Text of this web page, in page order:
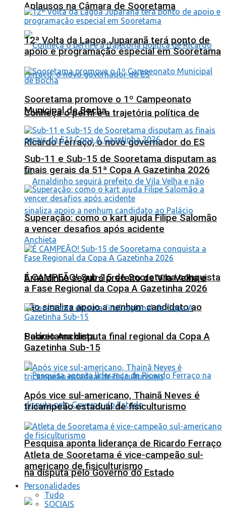
Aplausos na Câmara de Sooretama
Conheça o perfil e a trajetória política de
Ricardo Ferraço, o novo governador do ES
Arnaldinho seguirá prefeito de Vila Velha e
não sinaliza apoio a nenhum candidato ao
Palácio Anchieta
Pesquisa aponta liderança de Ricardo Ferraço
na disputa pelo Governo do Estado
12ª Volta da Lagoa Juparanã terá ponto de
apoio e programação especial em Sooretama
Sooretama promove o 1º Campeonato
Municipal de Bocha
Sub-11 e Sub-15 de Sooretama disputam as
finais gerais da 51ª Copa A Gazetinha 2026
Superação: como o kart ajuda Filipe Salomão
a vencer desafios após acidente
É CAMPEÃO! Sub-15 de Sooretama conquista
a Fase Regional da Copa A Gazetinha 2026
Sooretama disputa final regional da Copa A
Gazetinha Sub-15
Após vice sul-americano, Thainã Neves é
tricampeão estadual de fisiculturismo
Atleta de Sooretama é vice-campeão sul-
americano de fisiculturismo
Personalidades
Tudo
SOCIAIS